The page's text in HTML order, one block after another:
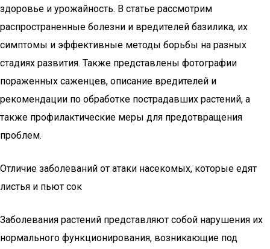
здоровье и урожайность. В статье рассмотрим
распространенные болезни и вредителей базилика, их
симптомы и эффективные методы борьбы на разных
стадиях развития. Также представлены фотографии
пораженных саженцев, описание вредителей и
рекомендации по обработке пострадавших растений, а
также профилактические меры для предотвращения
проблем.
Отличие заболеваний от атаки насекомых, которые едят
листья и пьют сок
Заболевания растений представляют собой нарушения их
нормального функционирования, возникающие под